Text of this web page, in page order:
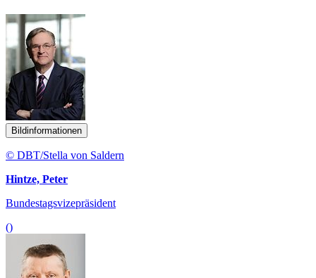
Bildinformationen
© DBT/Stella von Saldern
Hintze, Peter
Bundestagsvizepräsident
()